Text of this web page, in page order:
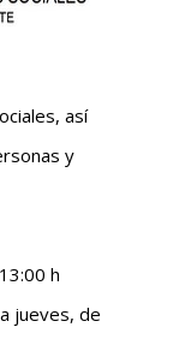
así
y
h
jueves, de